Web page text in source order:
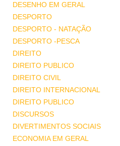
DESENHO EM GERAL
DESPORTO
DESPORTO - NATAÇÃO
DESPORTO -PESCA
DIREITO
DIREITO PUBLICO
DIREITO CIVIL
DIREITO INTERNACIONAL
DIREITO PUBLICO
DISCURSOS
DIVERTIMENTOS SOCIAIS
ECONOMIA EM GERAL